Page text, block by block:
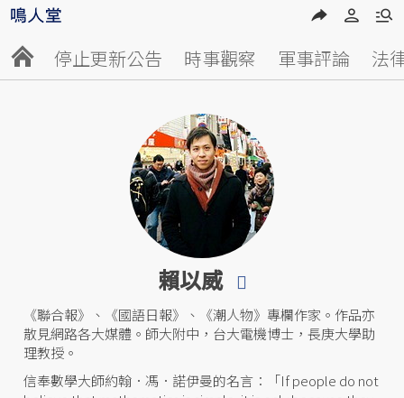
停止更新公告 時事觀察 軍事評論 法
賴以威
《聯合報》、《國語日報》、《潮人物》專欄作家。作品亦
散見網路各大媒體。師大附中，台大電機博士，長庚大學助
理教授。
信奉數學大師約翰．馮．諾伊曼的名言：「If people do not